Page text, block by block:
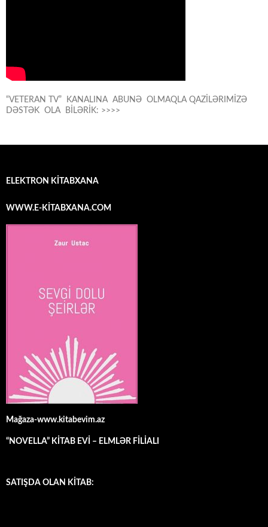
“VETERAN TV” KANALINA ABUNƏ OLMAQLA QAZİLƏRIMİZƏ
DƏSTƏK OLA BİLƏRİK: >>>>
ELEKTRON KİTABXANA
WWW.E-KİTABXANA.COM
Mağaza-www.kitabevim.az
“NOVELLA” KİTAB EVİ – ELMLƏR FİLİALI
SATIŞDA OLAN KİTAB: